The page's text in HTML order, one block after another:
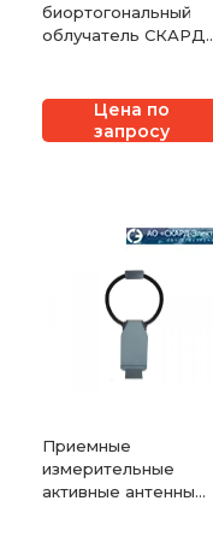
биортогональный
облучатель СКАРД-
Цена по
запросу
Приемные
измерительные
активные антенны